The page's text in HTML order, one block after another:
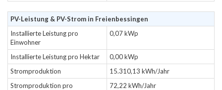
PV-Leistung & PV-Strom in Freienbessingen
Installierte Leistung pro
Einwohner
0,07 kWp
Installierte Leistung pro Hektar
0,00 kWp
Stromproduktion
15.310,13 kWh/Jahr
Stromproduktion pro
72,22 kWh/Jahr